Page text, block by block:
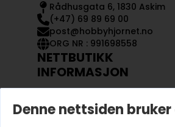
Rådhusgata 6, 1830 Askim
(+47) 69 89 69 00
post@hobbyhjornet.no
ORG NR : 991698558
NETTBUTIKK
INFORMASJON
OM OSS
Denne nettsiden